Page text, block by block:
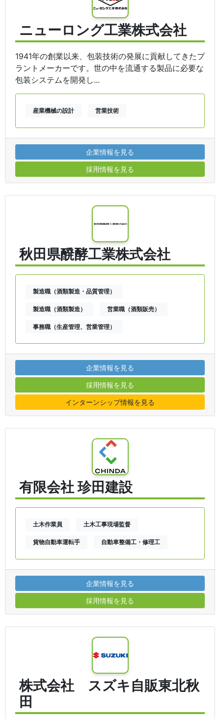
ニューロング工業株式会社
1941年の創業以来、包装技術の発展に貢献してきたプ
ラントメーカーです。世の中を流通する製品に必要な
包装システムを開発し...
産業機械の設計 営業技術
企業情報を見る
採用情報を見る
秋田県醗酵工業株式会社
製造職（酒類製造・品質管理）
製造職（酒類製造） 営業職（酒類販売）
事務職（生産管理、営業管理）
企業情報を見る
採用情報を見る
インターンシップ情報を見る
有限会社 珍田建設
土木作業員 土木工事現場監督
貨物自動車運転手 自動車整備工・修理工
企業情報を見る
採用情報を見る
株式会社 スズキ自販東北秋
田